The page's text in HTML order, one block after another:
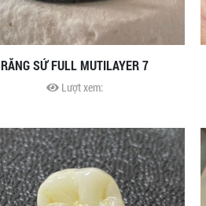
RĂNG SỨ FULL MUTILAYER 7
Lượt xem: